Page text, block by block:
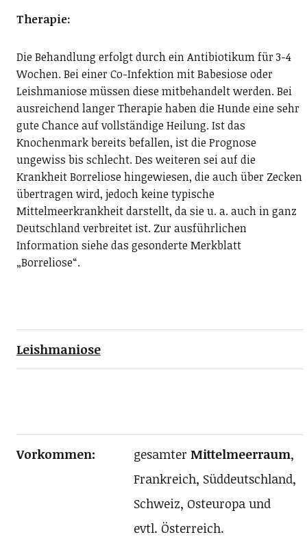
Therapie:
Die Behandlung erfolgt durch ein Antibiotikum für 3-4
Wochen. Bei einer Co-Infektion mit Babesiose oder
Leishmaniose müssen diese mitbehandelt werden. Bei
ausreichend langer Therapie haben die Hunde eine sehr
gute Chance auf vollständige Heilung. Ist das
Knochenmark bereits befallen, ist die Prognose
ungewiss bis schlecht. Des weiteren sei auf die
Krankheit Borreliose hingewiesen, die auch über Zecken
übertragen wird, jedoch keine typische
Mittelmeerkrankheit darstellt, da sie u. a. auch in ganz
Deutschland verbreitet ist. Zur ausführlichen
Information siehe das gesonderte Merkblatt
„Borreliose“.
Leishmaniose
Vorkommen: gesamter Mittelmeerraum,
Frankreich, Süddeutschland,
Schweiz, Osteuropa und
evtl. Österreich.